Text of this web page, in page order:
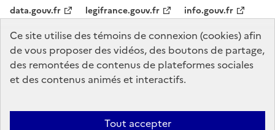
Ce site utilise des témoins de connexion (cookies) afin
de vous proposer des vidéos, des boutons de partage,
des remontées de contenus de plateformes sociales
et des contenus animés et interactifs.
Tout accepter
data.gouv.fr legifrance.gouv.fr
info.gouv.fr
service-public.gouv.fr
d’utilisation des témoins de connexion (cookies)
Politique générale de